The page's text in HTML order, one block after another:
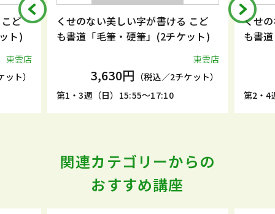
ど
ト)
東雲店
ト）
くせのない美しい字が書ける こど
も書道「毛筆・硬筆」(2チケット)
東雲店
3,630円 （税込／2チケット）
第1・3週（日）15:55～17:10
くせ
も書
第2・4
関連カテゴリーからの
おすすめ講座